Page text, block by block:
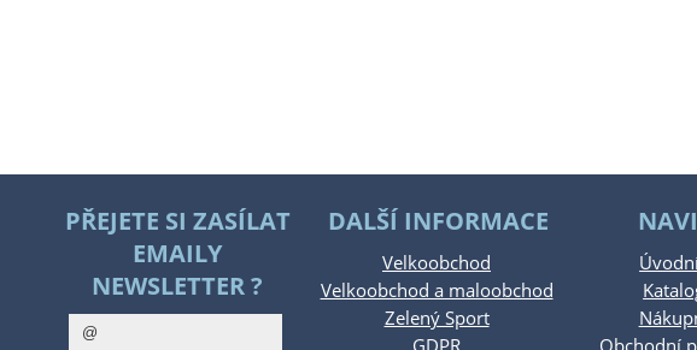
PŘEJETE SI ZASÍLAT
EMAILY
NEWSLETTER ?
DALŠÍ INFORMACE
Velkoobchod
Velkoobchod a maloobchod
Zelený Sport